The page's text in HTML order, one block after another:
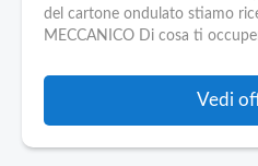
del cartone ondulato stiamo
MECCANICO Di cosa ti
Vedi